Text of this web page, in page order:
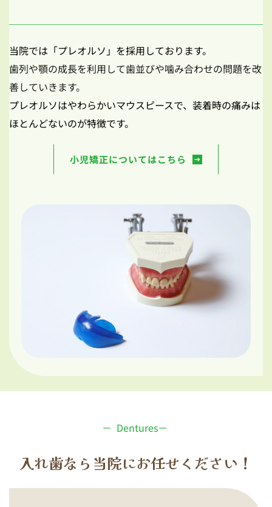
当院では「プレオルソ」を採用しております。
歯列や顎の成長を利用して歯並びや噛み合わせの問題を改
善していきます。
プレオルソはやわらかいマウスピースで、装着時の痛みは
ほとんどないのが特徴です。
小児矯正についてはこちら
－  Dentures－
入れ歯なら当院にお任せください！